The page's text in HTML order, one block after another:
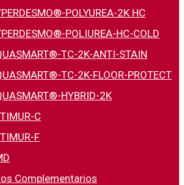
POLYUREA-2K HC
POLIUREA-HC-COLD
TC-2K-ANTI-STAIN
TC-2K-FLOOR-PROTECT
HYBRID-2K
C
F
Complementarios